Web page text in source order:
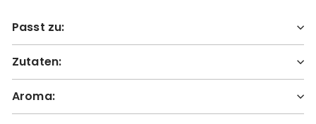
Passt zu:
Zutaten:
Aroma: